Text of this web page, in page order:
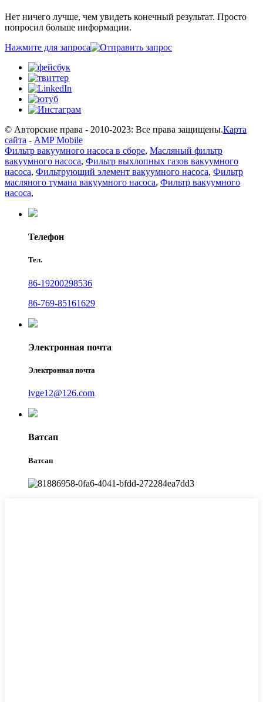
Нет ничего лучше, чем увидеть конечный результат. Просто
попросил больше информации.
Нажмите для запроса
© Авторские права - 2010-2023: Все права защищены.Карта
сайта - AMP Mobile
Фильтр вакуумного насоса в сборе, Масляный фильтр
вакуумного насоса, Фильтр выхлопных газов вакуумного
насоса, Фильтрующий элемент вакуумного насоса, Фильтр
масляного тумана вакуумного насоса, Фильтр вакуумного
насоса,
Телефон
Тел.
86-19200298536
86-769-85161629
Электронная почта
Электронная почта
lvge12@126.com
Ватсап
Ватсап